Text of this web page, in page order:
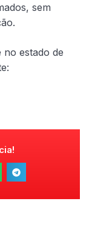
sem
no estado de